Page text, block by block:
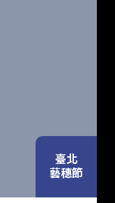
臺北
藝穗節